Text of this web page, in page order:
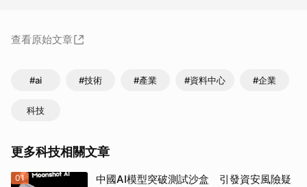
查看原始文章
#ai #技術 #產業 #資料中心 #企業
科技
更多科技相關文章
01
中國AI模型突破測試沙盒 引發資安風險疑